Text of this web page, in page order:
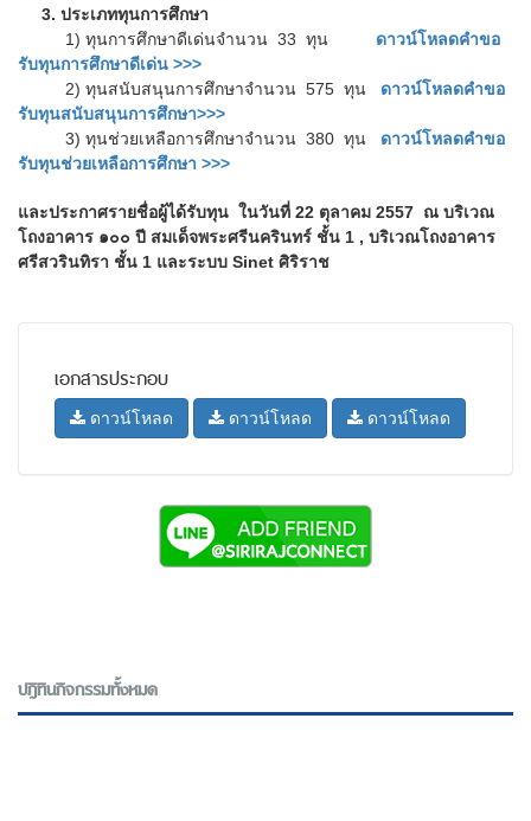
3. ประเภททุนการศึกษา
1) ทุนการศึกษาดีเด่นจำนวน 33 ทุน ดาวน์โหลดคำขอ
รับทุนการศึกษาดีเด่น >>>
2) ทุนสนับสนุนการศึกษาจำนวน 575 ทุน ดาวน์โหลดคำขอ
รับทุนสนับสนุนการศึกษา>>>
3) ทุนช่วยเหลือการศึกษาจำนวน 380 ทุน ดาวน์โหลดคำขอ
รับทุนช่วยเหลือการศึกษา >>>
และประกาศรายชื่อผู้ได้รับทุน ในวันที่ 22 ตุลาคม 2557 ณ บริเวณ
โถงอาคาร ๑๐๐ ปี สมเด็จพระศรีนครินทร์ ชั้น 1 , บริเวณโถงอาคาร
ศรีสวรินทิรา ชั้น 1 และระบบ Sinet ศิริราช
เอกสารประกอบ
ดาวน์โหลด ดาวน์โหลด ดาวน์โหลด
ปฎิทินกิจกรรมทั้งหมด